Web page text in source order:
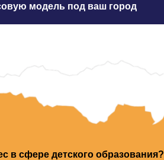
модель под ваш город
в сфере детского образования?